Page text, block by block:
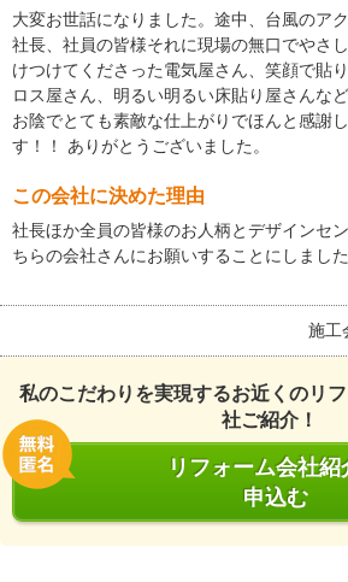
大変お世話になりました。途中、台風のア
社長、社員の皆様それに現場の無口でやさ
けつけてくださった電気屋さん、笑顔で貼
ロス屋さん、明るい明るい床貼り屋さんな
お陰でとても素敵な仕上がりでほんと感謝
す！！ ありがとうございました。
この会社に決めた理由
社長ほか全員の皆様のお人柄とデザインセ
ちらの会社さんにお願いすることにしました
施工
私のこだわりを実現するお近くのリ
社ご紹介！
リフォーム会社紹
申込む